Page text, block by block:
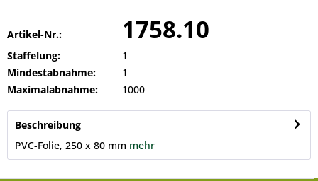
Artikel-Nr.: 1758.10
Staffelung:
1
Mindestabnahme:
1
Maximalabnahme:
1000
Beschreibung
PVC-Folie, 250 x 80 mm mehr